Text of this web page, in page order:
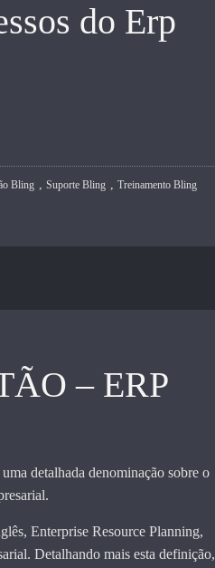
do Erp
Bling ,Suporte Bling ,Treinamento Bling
– ERP
detalhada denominação sobre o
Enterprise Resource Planning,
Detalhando mais esta definição,